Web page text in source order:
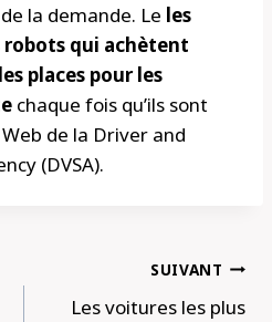
la demande. Le les
robots qui achètent
places pour les
chaque fois qu’ils sont
de la Driver and
(DVSA).
SUIVANT
Les voitures les plus